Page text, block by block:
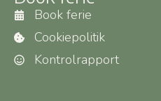
Book ferie
Cookiepolitik
Kontrolrapport